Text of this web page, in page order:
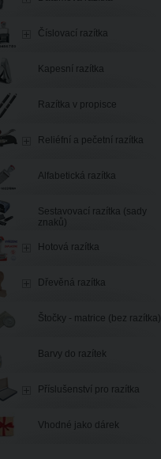
Číslovací razítka
Kapesní razítka
Razítka v propisce
Reliéfní a pečetní razítka
Alfabetická razítka
Sestavovací razítka (sady
znaků)
Hotová razítka
Dřevěná razítka
Štočky - matrice (bez razítka)
Barvy do razítek
Příslušenství pro razítka
Vhodné jako dárek